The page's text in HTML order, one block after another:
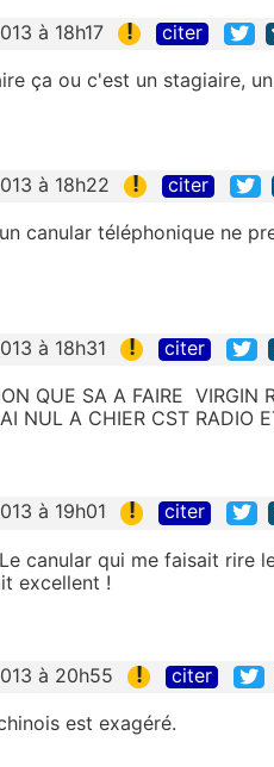
à 18h17 ! citer
ça ou c'est un stagiaire,
à 18h22 ! citer
canular téléphonique ne
à 18h31 ! citer
QUE SA A FAIRE VIRGIN
AI NUL A CHIER CST RADIO
à 19h01 ! citer
canular qui me faisait rire
excellent !
à 20h55 ! citer
est exagéré.